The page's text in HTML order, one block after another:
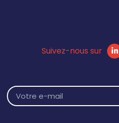
Suivez-nous sur